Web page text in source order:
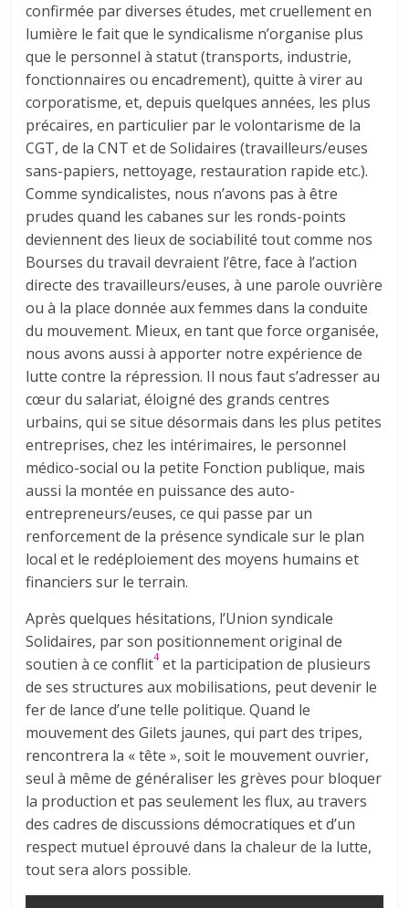
confirmée par diverses études, met cruellement en
lumière le fait que le syndicalisme n’organise plus
que le personnel à statut (transports, industrie,
fonctionnaires ou encadrement), quitte à virer au
corporatisme, et, depuis quelques années, les plus
précaires, en particulier par le volontarisme de la
CGT, de la CNT et de Solidaires (travailleurs/euses
sans-papiers, nettoyage, restauration rapide etc.).
Comme syndicalistes, nous n’avons pas à être
prudes quand les cabanes sur les ronds-points
deviennent des lieux de sociabilité tout comme nos
Bourses du travail devraient l’être, face à l’action
directe des travailleurs/euses, à une parole ouvrière
ou à la place donnée aux femmes dans la conduite
du mouvement. Mieux, en tant que force organisée,
nous avons aussi à apporter notre expérience de
lutte contre la répression. Il nous faut s’adresser au
cœur du salariat, éloigné des grands centres
urbains, qui se situe désormais dans les plus petites
entreprises, chez les intérimaires, le personnel
médico-social ou la petite Fonction publique, mais
aussi la montée en puissance des auto-
entrepreneurs/euses, ce qui passe par un
renforcement de la présence syndicale sur le plan
local et le redéploiement des moyens humains et
financiers sur le terrain.
Après quelques hésitations, l’Union syndicale
Solidaires, par son positionnement original de
soutien à ce conflit4 et la participation de plusieurs
de ses structures aux mobilisations, peut devenir le
fer de lance d’une telle politique. Quand le
mouvement des Gilets jaunes, qui part des tripes,
rencontrera la « tête », soit le mouvement ouvrier,
seul à même de généraliser les grèves pour bloquer
la production et pas seulement les flux, au travers
des cadres de discussions démocratiques et d’un
respect mutuel éprouvé dans la chaleur de la lutte,
tout sera alors possible.